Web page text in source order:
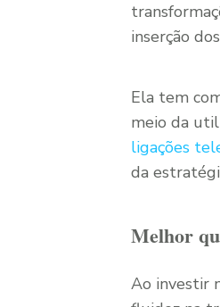
inserção
Ela tem
meio da
ligações
da
Melhor
Ao investir